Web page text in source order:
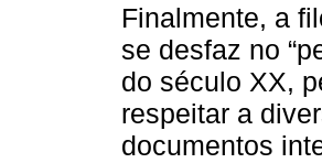
Finalmente, a
se desfaz no
do século XX,
respeitar a
documentos